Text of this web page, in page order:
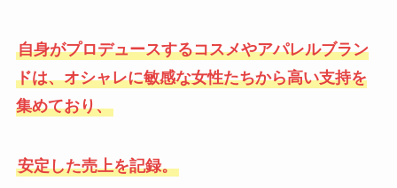
自身がプロデュースするコスメやアパレルブラン
ドは、オシャレに敏感な女性たちから高い支持を
集めており、
安定した売上を記録。